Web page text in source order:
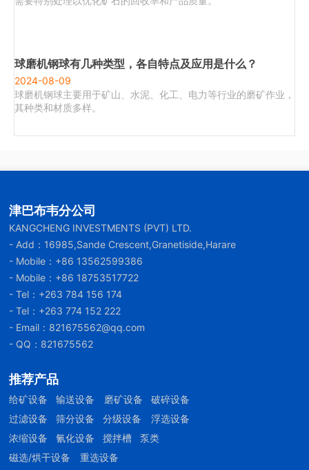
球磨机钢球有几种类型，各自特点及应用是什么？
2024-08-09
球磨机钢球主要用于矿山、水泥、化工、电力等行业的磨矿作业，
其种类和材质多样。
津巴布韦分公司
KANGCHENG INVESTMENTS (PVT) LTD.
- Add：16985,Sande Crescent,Granetiside,Harare
- Mobile： +86 13562599386
- Mobile： +86 18753517722
- Tel： +263 784 156 174
- Tel： +263 774 152 222
- Email： 821675562@qq.com
- QQ：821675562
推荐产品
给矿设备 输送设备 磨矿设备
破碎设备
过滤设备
筛分设备 分级设备
浮选设备
浓缩设备
氰化设备 搅拌槽
泵类
磁选/烘干设备
重选设备